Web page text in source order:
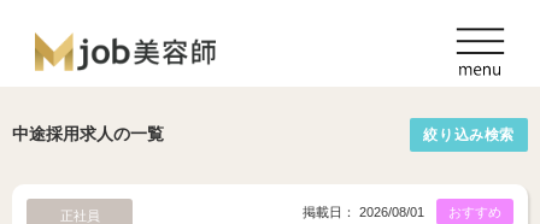
中途採用求人の一覧 絞り込み検索
正社員 おすすめ
掲載日： 2026/08/01